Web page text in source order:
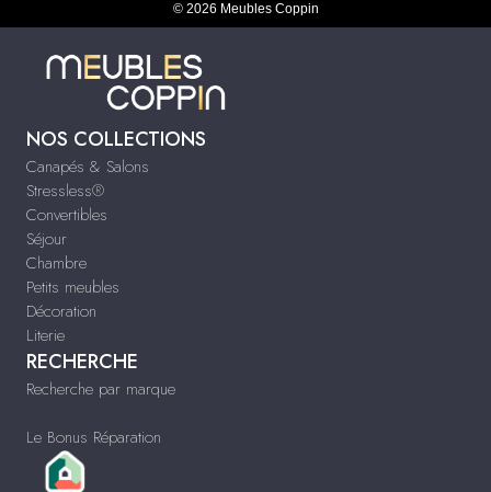
© 2026 Meubles Coppin
NOS COLLECTIONS
Canapés & Salons
Stressless®
Convertibles
Séjour
Chambre
Petits meubles
Décoration
Literie
RECHERCHE
Recherche par marque
Le Bonus Réparation